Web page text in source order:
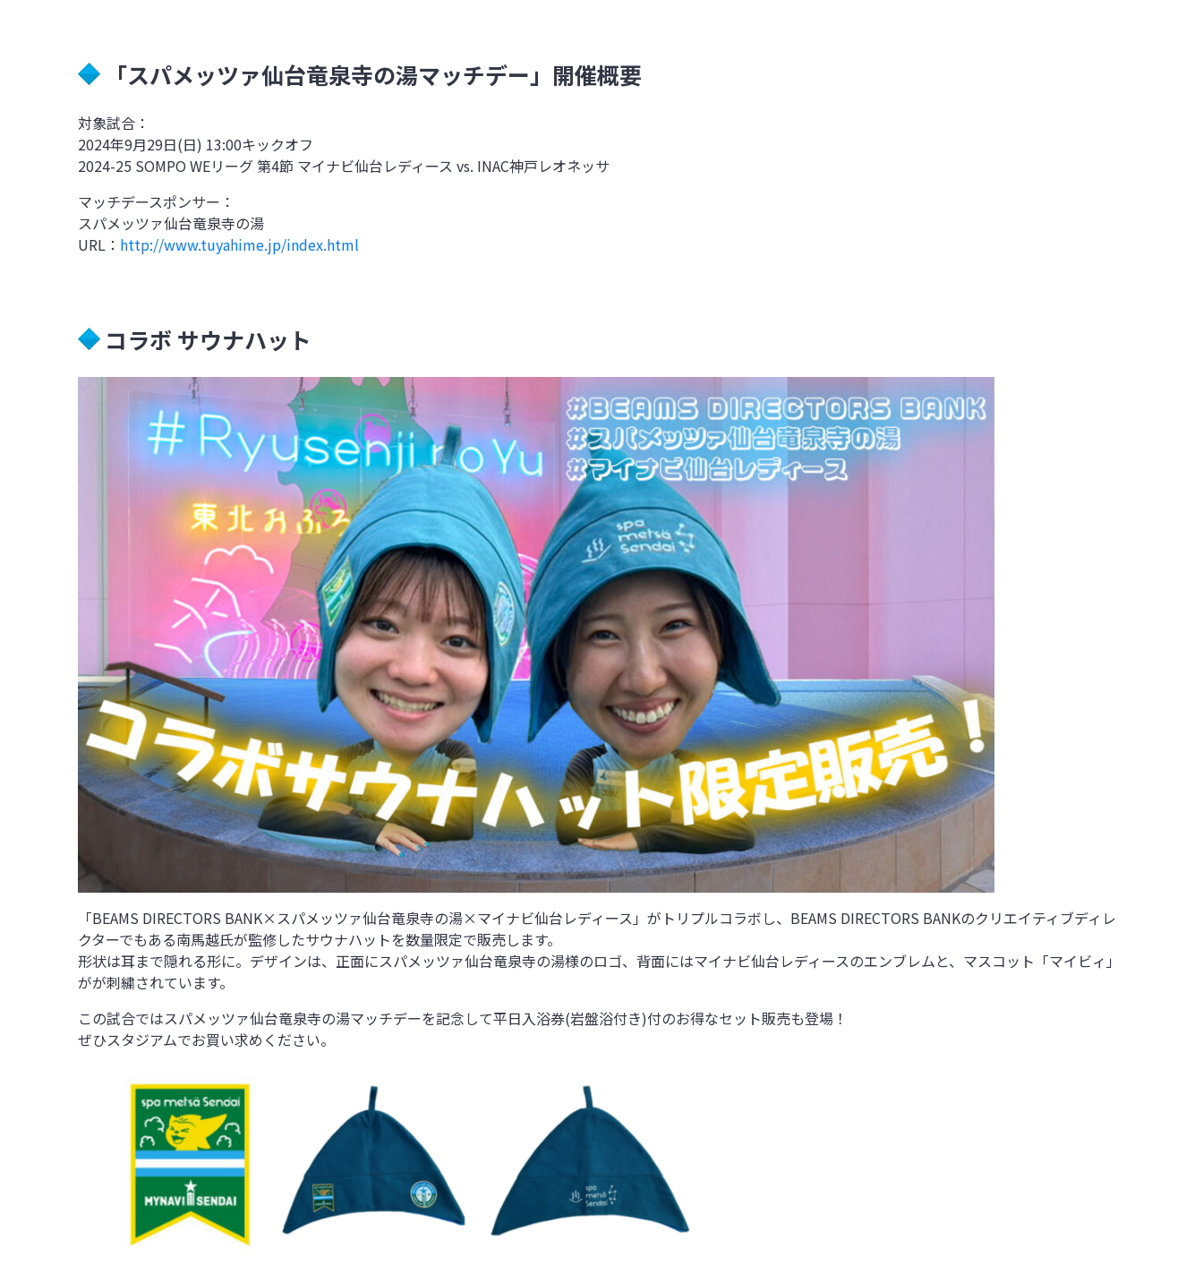
「スパメッツァ仙台竜泉寺の湯マッチデー」開催概要
対象試合：
2024年9月29日(日) 13:00キックオフ
2024-25 SOMPO WEリーグ第4節 マイナビ仙台レディース vs. INAC神戸レオネッサ
マッチデースポンサー：
スパメッツァ仙台竜泉寺の湯
URL： http://www.tuyahime.jp/index.html
コラボ サウナハット
「BEAMS DIRECTORS BANK×スパメッツァ仙台竜泉寺の湯×マイナビ仙台レディース」がトリプルコラボし、BEAMS DIRECTORS BANKのクリエイティブディレ
クターでもある南馬越氏が監修したサウナハットを数量限定で販売します。
形状は耳まで隠れる形に。デザインは、正面にスパメッツァ仙台竜泉寺の湯様のロゴ、背面にはマイナビ仙台レディースのエンブレムと、マスコット「マイビィ」
がが刺繍されています。
この試合ではスパメッツァ仙台竜泉寺の湯マッチデーを記念して平日入浴券(岩盤浴付き)付のお得なセット販売も登場！
ぜひスタジアムでお買い求めください。